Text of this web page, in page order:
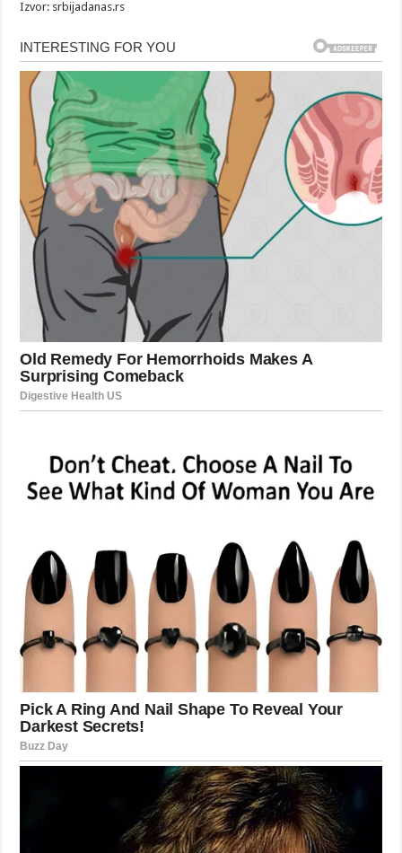
Izvor: srbijadanas.rs